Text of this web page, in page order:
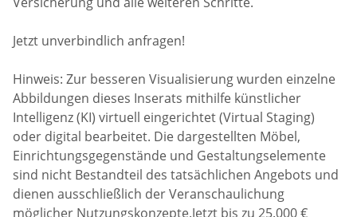
Jetzt unverbindlich anfragen!
Hinweis: Zur besseren Visualisierung wurden einzelne
Abbildungen dieses Inserats mithilfe künstlicher
Intelligenz (KI) virtuell eingerichtet (Virtual Staging)
oder digital bearbeitet. Die dargestellten Möbel,
Einrichtungsgegenstände und Gestaltungselemente
sind nicht Bestandteil des tatsächlichen Angebots und
dienen ausschließlich der Veranschaulichung
möglicher Nutzungskonzepte.Jetzt bis zu 25.000 €